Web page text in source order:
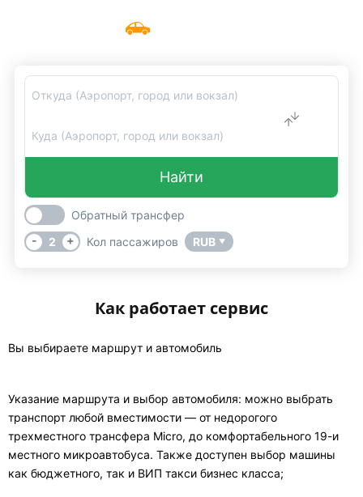
Такси трансфер из аэропорта
Откуда (Аэропорт, город или вокзал)
Куда (Аэропорт, город или вокзал)
Найти
Обратный трансфер
-
2 + Кол пассажиров RUB ▼
Как работает сервис
Вы выбираете маршрут и автомобиль
Указание маршрута и выбор автомобиля: можно выбрать
транспорт любой вместимости — от недорогого
трехместного трансфера Micro, до комфортабельного 19-и
местного микроавтобуса. Также доступен выбор машины
как бюджетного, так и ВИП такси бизнес класса;